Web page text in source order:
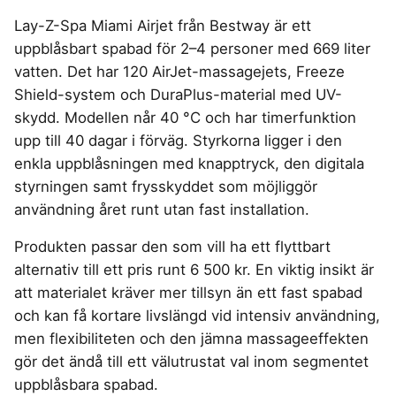
Badtunna
HUSHÅLLSAPPARATER
Robotdammsugare
Skaftdammsugare
Steamer
Strykjärn
KÖK
Airfryer
Dubbel
Airfryer
Elektrisk
Pizzaugn
Elvisp
Gjutjärnsgryta
Glassmaskin
Kaffebryggare
Kaffemaskin
Knivslip
Kockkniv
Liten airfryer
Mikrovågsugn
Pizzaugn
Gasol
Smashjärn
Stekbord
Stekpanna
LIVSMEDEL
GAMING
Gaming Dator
Gaming Headset
Gaming hörlursställ
Gaming Laptop
Gaming router
Gaming Skärm
Gaming Tangentbord
Gamingmus
Gamingstol
Trådlösa Gaming Hörlurar
VR Headset
LJUD & BILD
75 Tum TV
Bluetooth högtalare
Boombox
Trådlösa hörlurar
TV 50 tum
FÖRSÄKRINGAR
Hundförsäkring
Kattförsäkring
MEDIA & TELEKOM
Bredband
Mobilabonnemang
Mobilt bredband
TV Abonnemang
Rödljusterapi
Skäggtrimmer
Toriska linser
ACCESSOARER
Solglasögon
KOSTTILLSKOTT
Ashwagandha
Berberine
Kollagen
Kosttillskott klimakteriet
Kreatin
Lions mane
Magnesium
Magnesium zink
NAD
NMN
Probiotika
Proteinpulver
Shilajit
Testosteron tillskott
5-manna tält
6-manna tält
Abborrespö
Familjetält
Jaktkängor
Campingbord
Pop-up tält
Taktält
Tält
Tält budget
Vandringsbyxor
herr
Vandringskängor
dam
Vandringsskor
dam
Driver
Golfklocka
Golfset
Träningsklocka dam
Träningsklocka herr
Cykelhjälm barn
GPS Klocka barn
UTELEK & AKTIVITETER
Berg studsmatta
Gungställning
Lekstuga
Liten studsmatta
Nedgrävd studsmatta
Rektangulär studsmatta
Stor studsmatta
Studsmatta
Laddbox
Sommardäck
Konsumentvägledning
Lay-Z-Spa Miami Airjet från Bestway är ett
uppblåsbart spabad för 2–4 personer med 669 liter
vatten. Det har 120 AirJet-massagejets, Freeze
Shield-system och DuraPlus-material med UV-
skydd. Modellen når 40 °C och har timerfunktion
upp till 40 dagar i förväg. Styrkorna ligger i den
enkla uppblåsningen med knapptryck, den digitala
styrningen samt frysskyddet som möjliggör
användning året runt utan fast installation.
Produkten passar den som vill ha ett flyttbart
alternativ till ett pris runt 6 500 kr. En viktig insikt är
att materialet kräver mer tillsyn än ett fast spabad
och kan få kortare livslängd vid intensiv användning,
men flexibiliteten och den jämna massageeffekten
gör det ändå till ett välutrustat val inom segmentet
uppblåsbara spabad.